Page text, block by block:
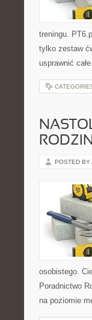
treningu.
tylko zestaw
usprawnić
POSTED BY
osobistego.
Poradnictwo
na poziomie